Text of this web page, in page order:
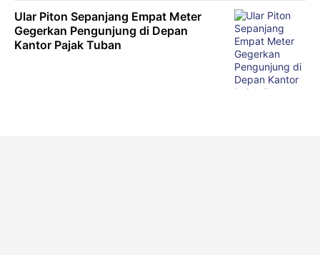
Ular Piton Sepanjang Empat Meter
Gegerkan Pengunjung di Depan
Kantor Pajak Tuban